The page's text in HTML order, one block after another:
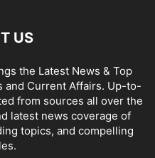
US
the Latest News & Top
and Current Affairs. Up-to-
from sources all over the
latest news coverage of
topics, and compelling